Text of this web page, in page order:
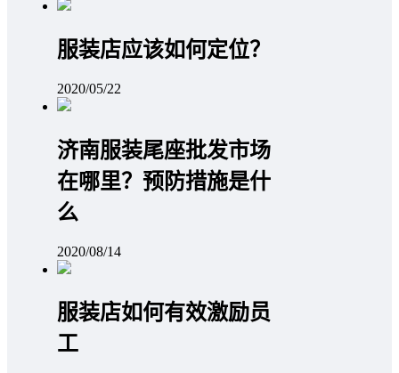
服装店应该如何定位？
2020/05/22
济南服装尾座批发市场
在哪里？预防措施是什
么
2020/08/14
服装店如何有效激励员
工